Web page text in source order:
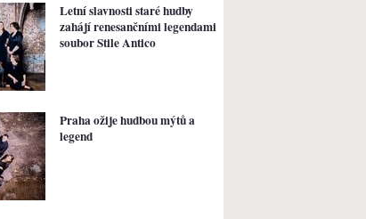
Letní slavnosti staré hudby
zahájí renesančními legendami
soubor Stile Antico
Praha ožije hudbou mýtů a
legend